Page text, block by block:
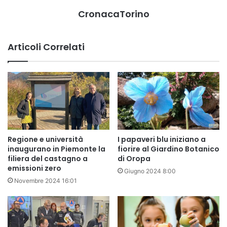
CronacaTorino
Articoli Correlati
Regione e università
inaugurano in Piemonte la
filiera del castagno a
emissioni zero
Novembre 2024 16:01
I papaveri blu iniziano a
fiorire al Giardino Botanico
di Oropa
Giugno 2024 8:00